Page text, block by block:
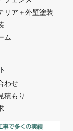
リア＋外壁塗装
ム
わせ
積もり